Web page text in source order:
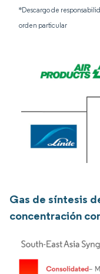
*Descargo de
orden particular
Gas de síntesis
concentración